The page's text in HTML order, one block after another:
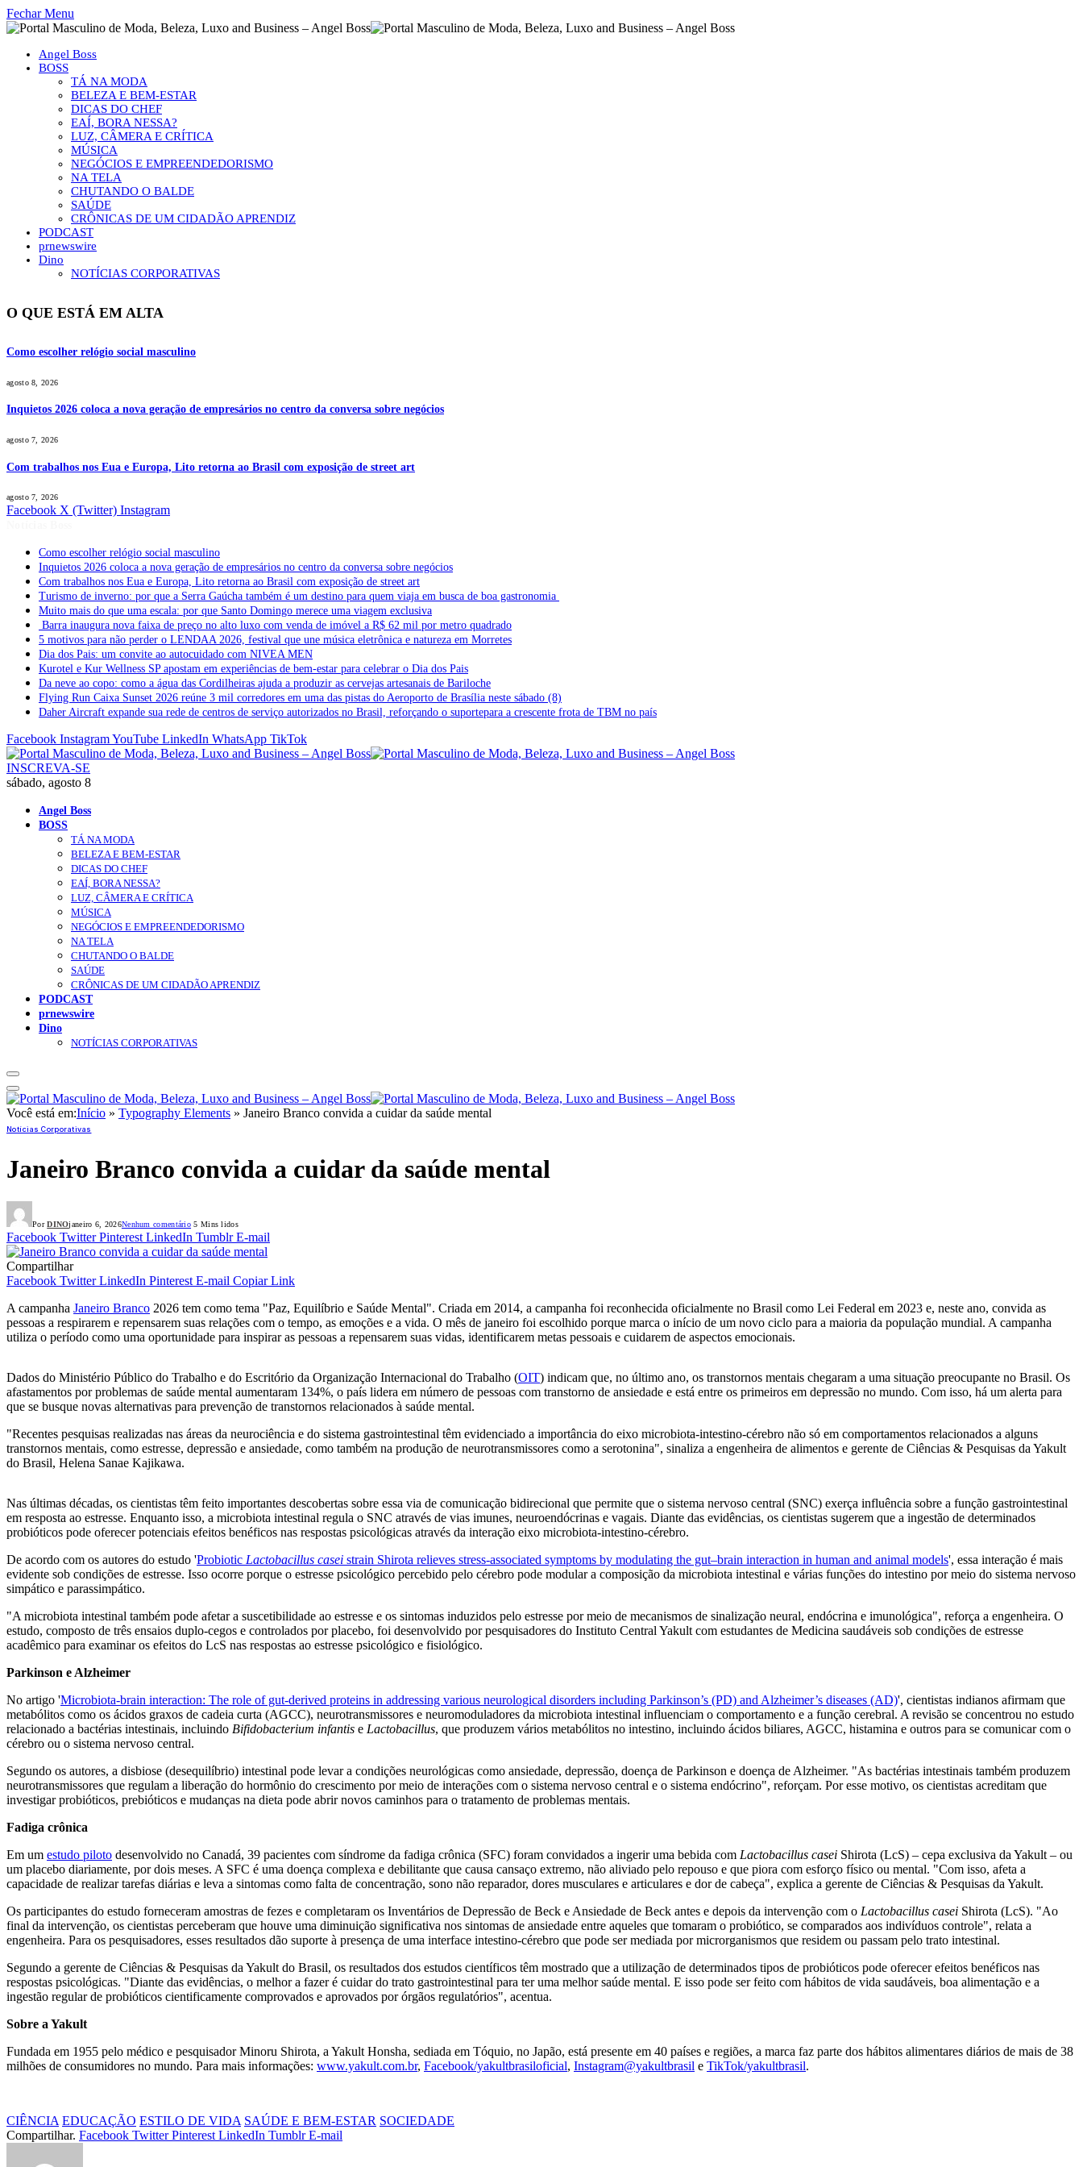
Fechar Menu
Angel Boss
BOSS
TÁ NA MODA
BELEZA E BEM-ESTAR
DICAS DO CHEF
EAÍ, BORA NESSA?
LUZ, CÂMERA E CRÍTICA
MÚSICA
NEGÓCIOS E EMPREENDEDORISMO
NA TELA
CHUTANDO O BALDE
SAÚDE
CRÔNICAS DE UM CIDADÃO APRENDIZ
PODCAST
prnewswire
Dino
NOTÍCIAS CORPORATIVAS
O QUE ESTÁ EM ALTA
Como escolher relógio social masculino
agosto 8, 2026
Inquietos 2026 coloca a nova geração de empresários no centro da conversa sobre negócios
agosto 7, 2026
Com trabalhos nos Eua e Europa, Lito retorna ao Brasil com exposição de street art
agosto 7, 2026
Facebook X (Twitter) Instagram
Como escolher relógio social masculino
Inquietos 2026 coloca a nova geração de empresários no centro da conversa sobre negócios
Com trabalhos nos Eua e Europa, Lito retorna ao Brasil com exposição de street art
Turismo de inverno: por que a Serra Gaúcha também é um destino para quem viaja em busca de boa gastronomia
Muito mais do que uma escala: por que Santo Domingo merece uma viagem exclusiva
Barra inaugura nova faixa de preço no alto luxo com venda de imóvel a R$ 62 mil por metro quadrado
5 motivos para não perder o LENDAA 2026, festival que une música eletrônica e natureza em Morretes
Dia dos Pais: um convite ao autocuidado com NIVEA MEN
Kurotel e Kur Wellness SP apostam em experiências de bem-estar para celebrar o Dia dos Pais
Da neve ao copo: como a água das Cordilheiras ajuda a produzir as cervejas artesanais de Bariloche
Flying Run Caixa Sunset 2026 reúne 3 mil corredores em uma das pistas do Aeroporto de Brasília neste sábado (8)
Daher Aircraft expande sua rede de centros de serviço autorizados no Brasil, reforçando o suportepara a crescente frota de TBM no país
Facebook InstagramYouTube LinkedIn WhatsApp TikTok
INSCREVA-SE
sábado, agosto 8
Angel Boss
BOSS
TÁ NA MODA
BELEZA E BEM-ESTAR
DICAS DO CHEF
EAÍ, BORA NESSA?
LUZ, CÂMERA E CRÍTICA
MÚSICA
NEGÓCIOS E EMPREENDEDORISMO
NA TELA
CHUTANDO O BALDE
SAÚDE
CRÔNICAS DE UM CIDADÃO APRENDIZ
PODCAST
prnewswire
Dino
NOTÍCIAS CORPORATIVAS
Você está em:Início » Typography Elements » Janeiro Branco convida a cuidar da saúde mental
Notícias Corporativas
Janeiro Branco convida a cuidar da saúde mental
Por DINOjaneiro 6, 2026Nenhum comentário 5 Mins lidos
Facebook Twitter Pinterest LinkedIn Tumblr E-mail
Compartilhar
Facebook Twitter LinkedIn Pinterest E-mail Copiar Link
A campanha Janeiro Branco 2026 tem como tema "Paz, Equilíbrio e Saúde Mental". Criada em 2014, a campanha foi reconhecida oficialmente no Brasil como Lei Federal em 2023 e, neste ano, convida as
pessoas a respirarem e repensarem suas relações com o tempo, as emoções e a vida. O mês de janeiro foi escolhido porque marca o início de um novo ciclo para a maioria da população mundial. A campanha
utiliza o período como uma oportunidade para inspirar as pessoas a repensarem suas vidas, identificarem metas pessoais e cuidarem de aspectos emocionais.
Dados do Ministério Público do Trabalho e do Escritório da Organização Internacional do Trabalho (OIT) indicam que, no último ano, os transtornos mentais chegaram a uma situação preocupante no Brasil. Os
afastamentos por problemas de saúde mental aumentaram 134%, o país lidera em número de pessoas com transtorno de ansiedade e está entre os primeiros em depressão no mundo. Com isso, há um alerta para
que se busque novas alternativas para prevenção de transtornos relacionados à saúde mental.
"Recentes pesquisas realizadas nas áreas da neurociência e do sistema gastrointestinal têm evidenciado a importância do eixo microbiota-intestino-cérebro não só em comportamentos relacionados a alguns
transtornos mentais, como estresse, depressão e ansiedade, como também na produção de neurotransmissores como a serotonina", sinaliza a engenheira de alimentos e gerente de Ciências & Pesquisas da Yakult
do Brasil, Helena Sanae Kajikawa.
Nas últimas décadas, os cientistas têm feito importantes descobertas sobre essa via de comunicação bidirecional que permite que o sistema nervoso central (SNC) exerça influência sobre a função gastrointestinal
em resposta ao estresse. Enquanto isso, a microbiota intestinal regula o SNC através de vias imunes, neuroendócrinas e vagais. Diante das evidências, os cientistas sugerem que a ingestão de determinados
probióticos pode oferecer potenciais efeitos benéficos nas respostas psicológicas através da interação eixo microbiota-intestino-cérebro.
De acordo com os autores do estudo 'Probiotic Lactobacillus casei strain Shirota relieves stress-associated symptoms by modulating the gut–brain interaction in human and animal models', essa interação é mais
evidente sob condições de estresse. Isso ocorre porque o estresse psicológico percebido pelo cérebro pode modular a composição da microbiota intestinal e várias funções do intestino por meio do sistema nervoso
simpático e parassimpático.
"A microbiota intestinal também pode afetar a suscetibilidade ao estresse e os sintomas induzidos pelo estresse por meio de mecanismos de sinalização neural, endócrina e imunológica", reforça a engenheira. O
estudo, composto de três ensaios duplo-cegos e controlados por placebo, foi desenvolvido por pesquisadores do Instituto Central Yakult com estudantes de Medicina saudáveis sob condições de estresse
acadêmico para examinar os efeitos do LcS nas respostas ao estresse psicológico e fisiológico.
Parkinson e Alzheimer
No artigo 'Microbiota-brain interaction: The role of gut-derived proteins in addressing various neurological disorders including Parkinson’s (PD) and Alzheimer’s diseases (AD)', cientistas indianos afirmam que
metabólitos como os ácidos graxos de cadeia curta (AGCC), neurotransmissores e neuromoduladores da microbiota intestinal influenciam o comportamento e a função cerebral. A revisão se concentrou no estudo
relacionado a bactérias intestinais, incluindo Bifidobacterium infantis e Lactobacillus, que produzem vários metabólitos no intestino, incluindo ácidos biliares, AGCC, histamina e outros para se comunicar com o
cérebro ou o sistema nervoso central.
Segundo os autores, a disbiose (desequilíbrio) intestinal pode levar a condições neurológicas como ansiedade, depressão, doença de Parkinson e doença de Alzheimer. "As bactérias intestinais também produzem
neurotransmissores que regulam a liberação do hormônio do crescimento por meio de interações com o sistema nervoso central e o sistema endócrino", reforçam. Por esse motivo, os cientistas acreditam que
investigar probióticos, prebióticos e mudanças na dieta pode abrir novos caminhos para o tratamento de problemas mentais.
Fadiga crônica
Em um estudo piloto desenvolvido no Canadá, 39 pacientes com síndrome da fadiga crônica (SFC) foram convidados a ingerir uma bebida com Lactobacillus casei Shirota (LcS) – cepa exclusiva da Yakult – ou
um placebo diariamente, por dois meses. A SFC é uma doença complexa e debilitante que causa cansaço extremo, não aliviado pelo repouso e que piora com esforço físico ou mental. "Com isso, afeta a
capacidade de realizar tarefas diárias e leva a sintomas como falta de concentração, sono não reparador, dores musculares e articulares e dor de cabeça", explica a gerente de Ciências & Pesquisas da Yakult.
Os participantes do estudo forneceram amostras de fezes e completaram os Inventários de Depressão de Beck e Ansiedade de Beck antes e depois da intervenção com o Lactobacillus casei Shirota (LcS). "Ao
final da intervenção, os cientistas perceberam que houve uma diminuição significativa nos sintomas de ansiedade entre aqueles que tomaram o probiótico, se comparados aos indivíduos controle", relata a
engenheira. Para os pesquisadores, esses resultados dão suporte à presença de uma interface intestino-cérebro que pode ser mediada por microrganismos que residem ou passam pelo trato intestinal.
Segundo a gerente de Ciências & Pesquisas da Yakult do Brasil, os resultados dos estudos científicos têm mostrado que a utilização de determinados tipos de probióticos pode oferecer efeitos benéficos nas
respostas psicológicas. "Diante das evidências, o melhor a fazer é cuidar do trato gastrointestinal para ter uma melhor saúde mental. E isso pode ser feito com hábitos de vida saudáveis, boa alimentação e a
ingestão regular de probióticos cientificamente comprovados e aprovados por órgãos regulatórios", acentua.
Sobre a Yakult
Fundada em 1955 pelo médico e pesquisador Minoru Shirota, a Yakult Honsha, sediada em Tóquio, no Japão, está presente em 40 países e regiões, a marca faz parte dos hábitos alimentares diários de mais de 38
milhões de consumidores no mundo. Para mais informações: www.yakult.com.br, Facebook/yakultbrasiloficial, Instagram@yakultbrasil e TikTok/yakultbrasil.
CIÊNCIA EDUCAÇÃO ESTILO DE VIDA SAÚDE E BEM-ESTAR SOCIEDADE
Compartilhar. Facebook Twitter Pinterest LinkedIn Tumblr E-mail